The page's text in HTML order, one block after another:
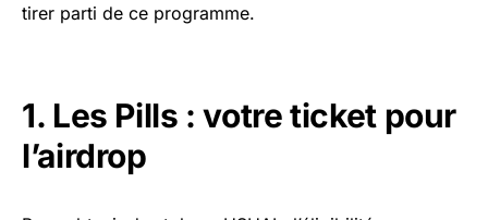
tirer parti de ce programme.
1. Les Pills : votre ticket pour
l’airdrop